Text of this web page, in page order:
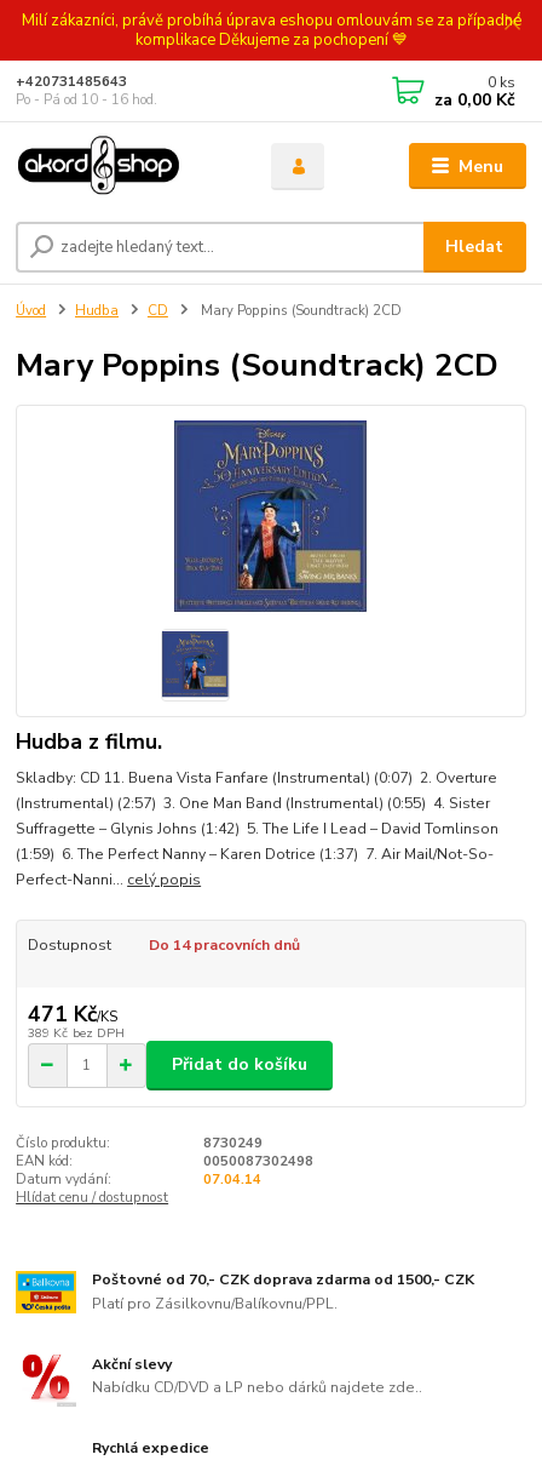
Milí zákazníci, právě probíhá úprava eshopu omlouvám se za případné
komplikace Děkujeme za pochopení 💙
Menu
Hledat
+420731485643
Po - Pá od 10 - 16 hod.
0 ks
za 0,00 Kč
Úvod Hudba CD Mary Poppins (Soundtrack) 2CD
Mary Poppins (Soundtrack) 2CD
Hudba z filmu.
Skladby: CD 11. Buena Vista Fanfare (Instrumental) (0:07) 2. Overture
(Instrumental) (2:57) 3. One Man Band (Instrumental) (0:55) 4. Sister
Suffragette – Glynis Johns (1:42) 5. The Life I Lead – David Tomlinson
(1:59) 6. The Perfect Nanny – Karen Dotrice (1:37) 7. Air Mail/Not-So-
Perfect-Nanni... celý popis
Dostupnost Do 14 pracovních dnů
471 Kč/KS
389 Kč bez DPH
Přidat do košíku
Číslo produktu:
8730249
EAN kód:
0050087302498
Datum vydání:
07.04.14
Hlídat cenu / dostupnost
Poštovné od 70,- CZK doprava zdarma od 1500,- CZK
Platí pro Zásilkovnu/Balíkovnu/PPL.
Akční slevy
Nabídku CD/DVD a LP nebo dárků najdete zde..
Rychlá expedice